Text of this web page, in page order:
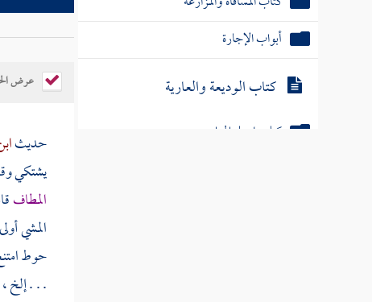
كتاب الوديعة والعارية
عرض
حديث
يشتكي
المطاف
المشي
حوط
. . . إلخ